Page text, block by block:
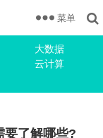
大数据
云计算
菜单
要了解哪些?